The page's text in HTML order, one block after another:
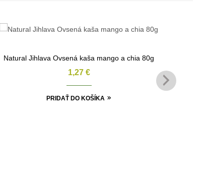
Natural Jihlava Ovsená kaša mango a chia 80g
1,27 €
PRIDAŤ DO KOŠÍKA